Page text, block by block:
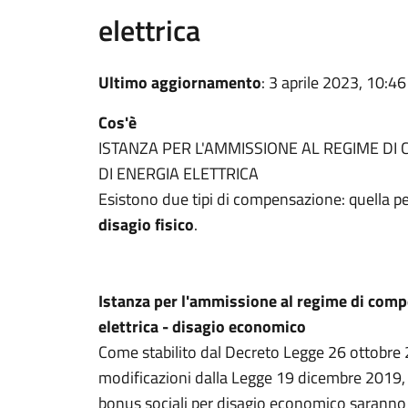
elettrica
Ultimo aggiornamento: 3 aprile 2023, 10:46
Cos'è
ISTANZA PER L'AMMISSIONE AL REGIME
DI ENERGIA ELETTRICA
Esistono due tipi di compensazione: quella
disagio fisico.
Istanza per l'ammissione al regime di
elettrica - disagio economico
Come stabilito dal Decreto Legge 26
modificazioni dalla Legge 19 dicembre
bonus sociali per disagio economico